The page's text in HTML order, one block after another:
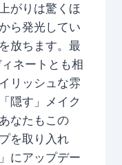
がりは驚くほ
ら発光してい
放ちます。最
ネートとも相
リッシュな雰
隠す」メイク
なたもこの
を取り入れ
にアップデー